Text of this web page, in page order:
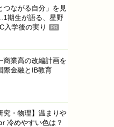
つながる自分」を見
期生が語る、星野
入学後の実り
PR
商業高の改編計画を
金融とIB教育
究・物理】温まりや
冷めやすい色は？